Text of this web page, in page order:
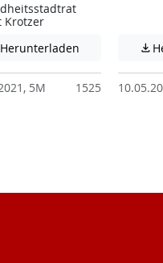
nicht barrierefreie
Datei enthält unter
Krotzer
Herunterladen Achtung:
5M 1525
